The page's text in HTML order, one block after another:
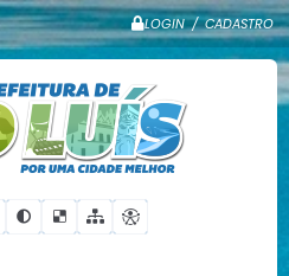
LOGIN / CADASTRO